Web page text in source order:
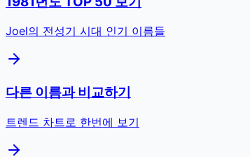
Joel의 전성기 시대 인기 이름들
다른 이름과 비교하기
트렌드 차트로 한번에 보기